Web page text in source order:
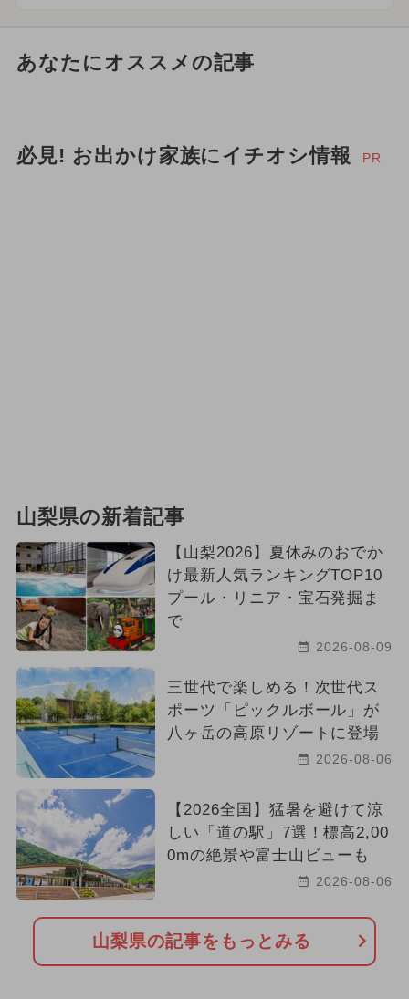
あなたにオススメの記事
必見! お出かけ家族にイチオシ情報 PR
山梨県の新着記事
【山梨2026】夏休みのおでか
け最新人気ランキングTOP10
プール・リニア・宝石発掘ま
で
2026-08-09
三世代で楽しめる！次世代ス
ポーツ「ピックルボール」が
八ヶ岳の高原リゾートに登場
2026-08-06
【2026全国】猛暑を避けて涼
しい「道の駅」7選！標高2,00
0mの絶景や富士山ビューも
2026-08-06
山梨県の記事をもっとみる